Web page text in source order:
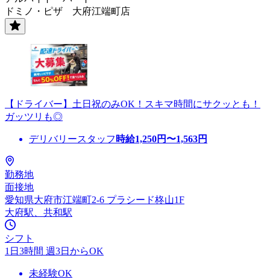
ドミノ・ピザ 大府江端町店
【ドライバー】土日祝のみOK！スキマ時間にサクッとも！
ガッツリも◎
デリバリースタッフ 時給1,250円〜1,563円
勤務地
面接地
愛知県大府市江端町2-6 プラシード柊山1F
大府駅、共和駅
シフト
1日3時間 週3日からOK
未経験OK